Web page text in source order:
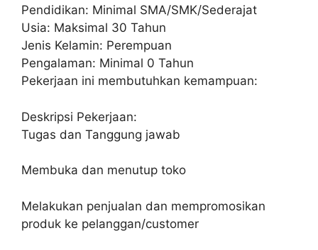
Pendidikan: Minimal SMA/SMK/Sederajat
Usia: Maksimal 30 Tahun
Jenis Kelamin: Perempuan
Pengalaman: Minimal 0 Tahun
Pekerjaan ini membutuhkan kemampuan:
Deskripsi Pekerjaan:
Tugas dan Tanggung jawab
Membuka dan menutup toko
Melakukan penjualan dan mempromosikan
produk ke pelanggan/customer